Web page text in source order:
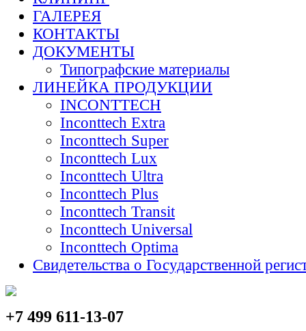
ГАЛЕРЕЯ
КОНТАКТЫ
ДОКУМЕНТЫ
Типографские материалы
ЛИНЕЙКА ПРОДУКЦИИ
INCONTTECH
Inconttech Extra
Inconttech Super
Inconttech Lux
Inconttech Ultra
Inconttech Plus
Inconttech Transit
Inconttech Universal
Inconttech Optima
Свидетельства о Государственной
+7 499 611-13-07